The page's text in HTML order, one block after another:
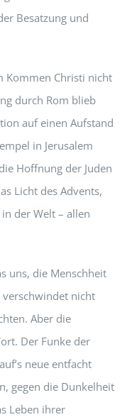
Besatzung und
Kommen Christi nicht
durch Rom blieb
auf einen Aufstand
in Jerusalem
Hoffnung der Juden
Licht des Advents,
der Welt – allen
uns, die Menschheit
verschwindet nicht
Aber die
Der Funke der
neue entfacht
gegen die Dunkelheit
Leben ihrer